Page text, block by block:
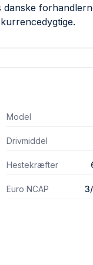
danske
Model
Drivmiddel
Hestekræfter
Euro NCAP